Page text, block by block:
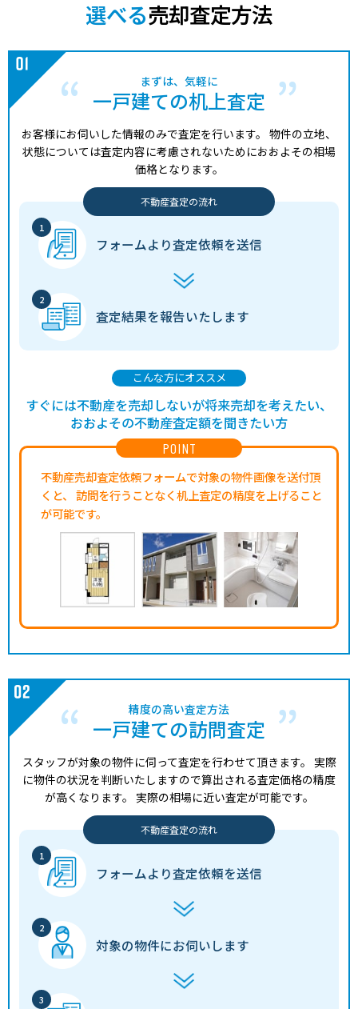
選べる売却査定方法
まずは、気軽に
一戸建ての机上査定
お客様にお伺いした情報のみで査定を行います。 物件の立地、
状態については査定内容に考慮されないためにおおよその相場
価格となります。
不動産査定の流れ
フォームより査定依頼を送信
査定結果を報告いたします
POINT
不動産売却査定依頼フォームで対象の物件画像を送付頂
くと、
訪問を行うことなく机上査定の精度を上げること
が可能です。
こんな方にオススメ
すぐには不動産を売却しないが将来売却を考えたい、
おおよその不動産査定額を聞きたい方
精度の高い査定方法
一戸建ての訪問査定
スタッフが対象の物件に伺って査定を行わせて頂きます。 実際
に物件の状況を判断いたしますので算出される査定価格の精度
が高くなります。 実際の相場に近い査定が可能です。
不動産査定の流れ
フォームより査定依頼を送信
対象の物件にお伺いします